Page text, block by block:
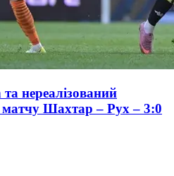
нереалізований
матчу Шахтар – Рух – 3:0